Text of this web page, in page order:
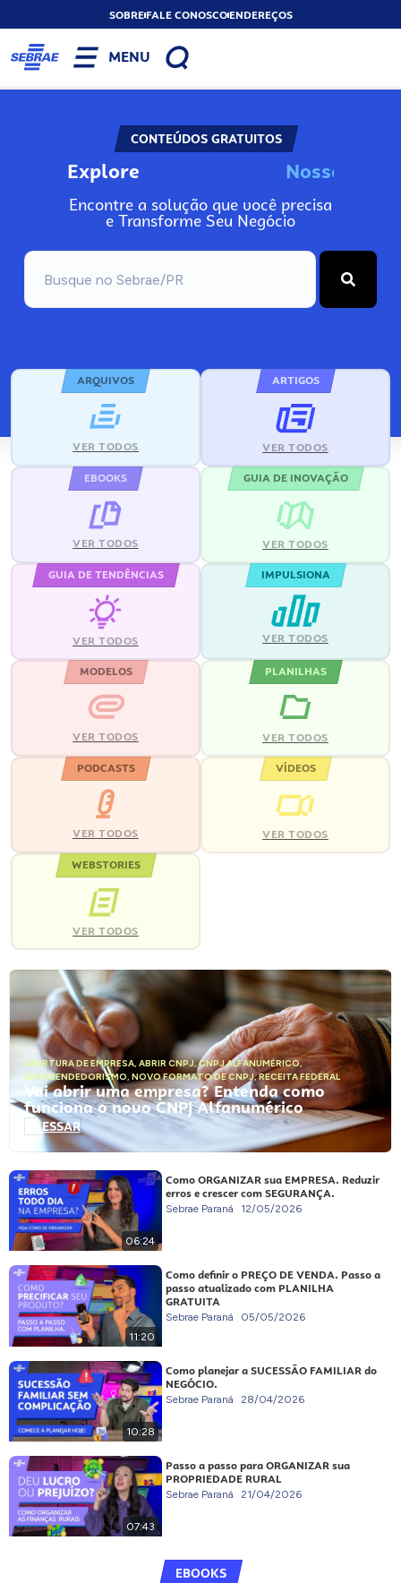
SOBREFALE CONOSCOENDEREÇOS
MENU
CONTEÚDOS GRATUITOS
Explore Nosso
Encontre a solução que você precisa
e Transforme Seu Negócio
ARQUIVOS
VER TODOS
ARTIGOS
VER TODOS
EBOOKS
VER TODOS
GUIA DE INOVAÇÃO
VER TODOS
GUIA DE TENDÊNCIAS
VER TODOS
IMPULSIONA
VER TODOS
MODELOS
VER TODOS
PLANILHAS
VER TODOS
PODCASTS
VER TODOS
VÍDEOS
VER TODOS
WEBSTORIES
VER TODOS
ABERTURA DE EMPRESA, ABRIR CNPJ,CNPJ ALFANUMÉRICO,
EMPREENDEDORISMO, NOVO FORMATO DE CNPJ,RECEITA FEDERAL
Vai abrir uma empresa? Entenda como
funciona o novo CNPJ Alfanumérico
ACESSAR
06:24
Como ORGANIZAR sua EMPRESA. Reduzir
erros e crescer com SEGURANÇA.
Sebrae Paraná 12/05/2026
11:20
Como definir o PREÇO DE VENDA. Passo a
passo atualizado com PLANILHA
GRATUITA
Sebrae Paraná 05/05/2026
10:28
Como planejar a SUCESSÃO FAMILIAR do
NEGÓCIO.
Sebrae Paraná 28/04/2026
07:43
Passo a passo para ORGANIZAR sua
PROPRIEDADE RURAL
Sebrae Paraná 21/04/2026
EBOOKS